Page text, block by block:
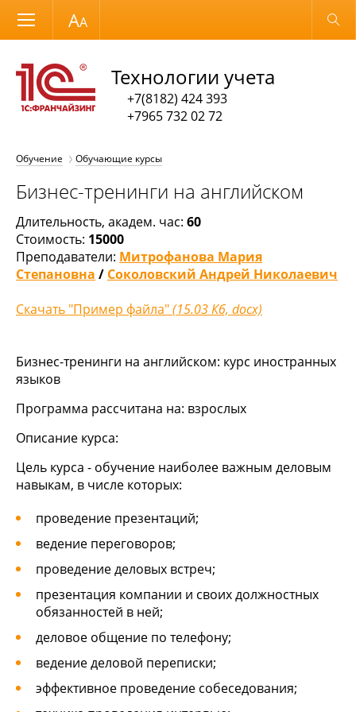
Размер шрифта Обычная версия
Технологии учета
+7(8182) 424 393
+7965 732 02 72
Обучение Обучающие курсы
Бизнес-тренинги на английском
Длительность, академ. час: 60
Стоимость: 15000
Преподаватели: Митрофанова Мария
Степановна / Соколовский Андрей Николаевич
Скачать "Пример файла"(15.03 Кб, docx)
Бизнес-тренинги на английском: курс иностранных
языков
Программа рассчитана на: взрослых
Описание курса:
Цель курса - обучение наиболее важным деловым
навыкам, в числе которых:
проведение презентаций;
ведение переговоров;
проведение деловых встреч;
презентация компании и своих должностных
обязанностей в ней;
деловое общение по телефону;
ведение деловой переписки;
эффективное проведение собеседования;